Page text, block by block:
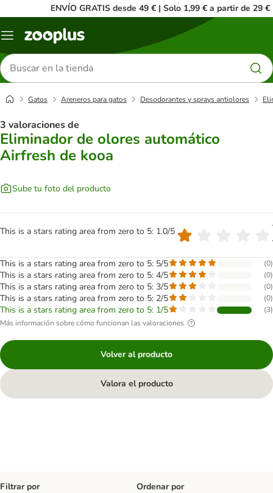
ENVÍO GRATIS desde 49 € | Solo 1,99 € a partir de 29 €
Menú
Buscar
productos
Gatos Areneros para gatos Desodorantes y sprays antiolores
3 valoraciones de
Eliminador de olores automático
Airfresh de kooa
Sube tu foto del producto
This is a stars rating area from zero to 5: 1.0/5
This is a stars rating area from zero to 5: 5/5 (0)
This is a stars rating area from zero to 5: 4/5 (0)
This is a stars rating area from zero to 5: 3/5 (0)
This is a stars rating area from zero to 5: 2/5 (0)
This is a stars rating area from zero to 5: 1/5 (3)
Más información sobre cómo funcionan las valoraciones
Volver al producto
Valora el producto
Filtrar por Ordenar por